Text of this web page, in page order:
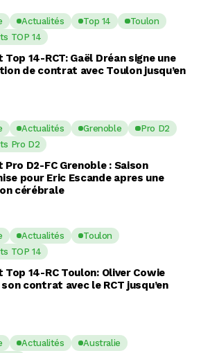
Actualités Top 14
Toulon
TOP 14
14-RCT: Gaël Dréan signe une
de contrat avec Toulon jusqu’en
Actualités Grenoble
Pro D2
Pro D2
D2-FC Grenoble : Saison
pour Eric Escande apres une
cérébrale
Actualités
Toulon
TOP 14
14-RC Toulon: Oliver Cowie
contrat avec le RCT jusqu’en
Actualités
Australie